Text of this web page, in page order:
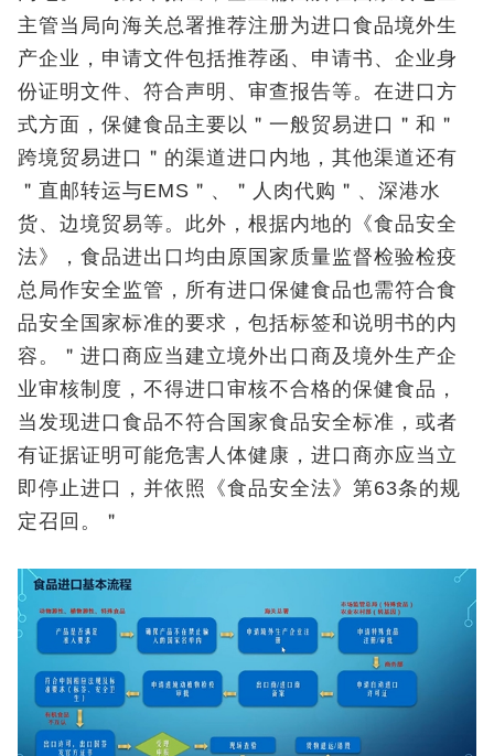
主管当局向海关总署推荐注册为进口食品境外生
产企业，申请文件包括推荐函、申请书、企业身
份证明文件、符合声明、审查报告等。在进口方
式方面，保健食品主要以＂一般贸易进口＂和＂
跨境贸易进口＂的渠道进口内地，其他渠道还有
＂直邮转运与EMS＂、＂人肉代购＂、深港水
货、边境贸易等。此外，根据内地的《食品安全
法》，食品进出口均由原国家质量监督检验检疫
总局作安全监管，所有进口保健食品也需符合食
品安全国家标准的要求，包括标签和说明书的内
容。＂进口商应当建立境外出口商及境外生产企
业审核制度，不得进口审核不合格的保健食品，
当发现进口食品不符合国家食品安全标准，或者
有证据证明可能危害人体健康，进口商亦应当立
即停止进口，并依照《食品安全法》第63条的规
定召回。＂